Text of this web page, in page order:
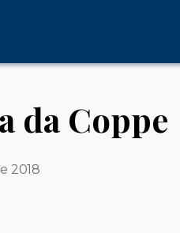
da Coppe
2018